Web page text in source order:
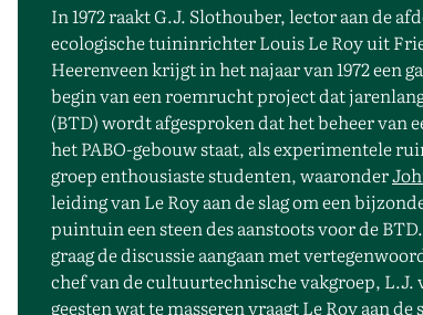
In 1972 raakt G.J. Slothouber, lector aan de
ecologische tuininrichter Louis Le Roy uit
Heerenveen krijgt in het najaar van 1972 een
begin van een roemrucht project dat
(BTD) wordt afgesproken dat het beheer van
het PABO-gebouw staat, als experimentele
groep enthousiaste studenten, waaronder
leiding van Le Roy aan de slag om een
puintuin een steen des aanstoots voor de
graag de discussie aangaan met
chef van de cultuurtechnische vakgroep,
geesten wat te masseren vraagt Le Roy aan